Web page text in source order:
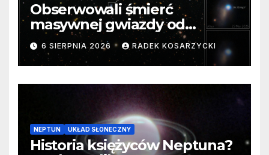
Obserwowali śmierć
masywnej gwiazdy od
samego początku. Niezwykle
cenne dane
6 SIERPNIA 2026 RADEK KOSARZYCKI
NEPTUN UKŁAD SŁONECZNY
Historia księżyców Neptuna?